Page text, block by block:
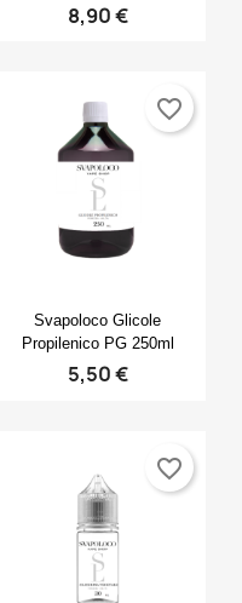
8,90 €
Anteprima
Svapoloco Glicole
Propilenico PG 250ml
5,50 €
favorite_border
favorite_border